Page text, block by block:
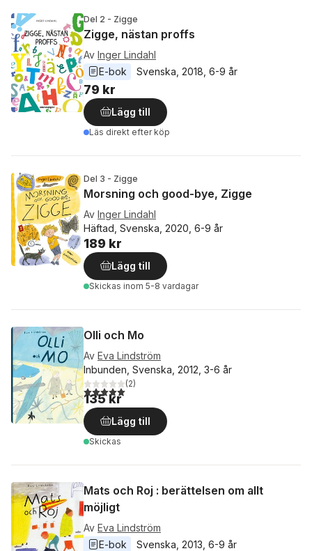
Del 2 - Zigge
Zigge, nästan proffs
Av Inger Lindahl
E-bok
Svenska 2018 6-9 år
79 kr
Lägg till
Läs direkt efter köp
Del 3 - Zigge
Morsning och good-bye, Zigge
Av Inger Lindahl
Häftad, Svenska, 2020, 6-9 år
189 kr
Lägg till
Skickas inom 5-8 vardagar
Olli och Mo
Av Eva Lindström
Inbunden, Svenska, 2012, 3-6 år
5,0utav 5 stjärnor. Totalt antal röster:
(2)
135 kr
Lägg till
Skickas
Mats och Roj : berättelsen om allt
möjligt
Av Eva Lindström
E-bok
Svenska 2013 6-9 år